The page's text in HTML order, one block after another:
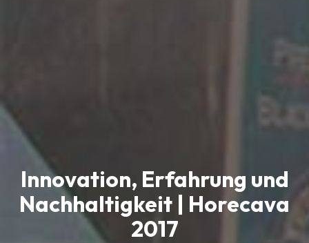
Innovation, Erfahrung und
Nachhaltigkeit | Horecava
2017